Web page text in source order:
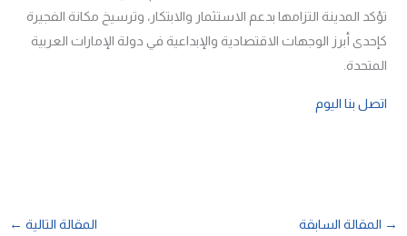
تؤكد المدينة التزامها بدعم الاستثمار والابتكار، وترسيخ مكانة الفجيرة
كإحدى أبرز الوجهات الاقتصادية والإبداعية في دولة الإمارات العربية
المتحدة.
اتصل بنا اليوم
→ المقالة السابقة المقالة التالية ←